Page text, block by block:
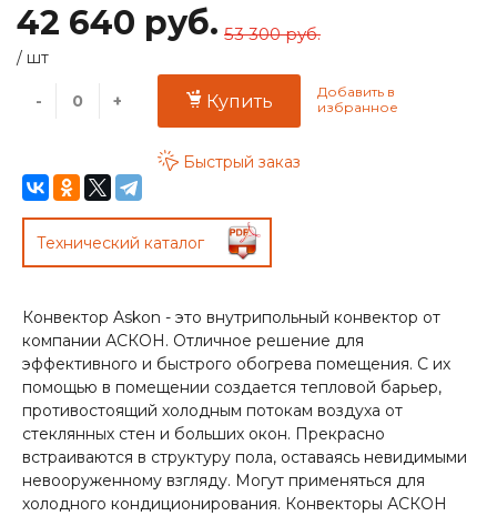
42 640 руб.
/ шт
53 300 руб.
- + Купить
Быстрый заказ
Технический каталог
Конвектор Askon - это внутрипольный конвектор от
компании АСКОН. Отличное решение для
эффективного и быстрого обогрева помещения. С их
помощью в помещении создается тепловой барьер,
противостоящий холодным потокам воздуха от
стеклянных стен и больших окон. Прекрасно
встраиваются в структуру пола, оставаясь невидимыми
невооруженному взгляду. Могут применяться для
холодного кондиционирования. Конвекторы АСКОН